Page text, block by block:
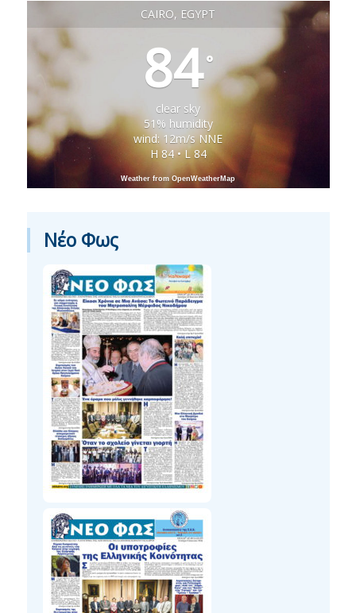
CAIRO, EGYPT
84°
clear sky
51% humidity
wind: 12m/s NNE
H 84 • L 84
Weather from OpenWeatherMap
Νέο Φως